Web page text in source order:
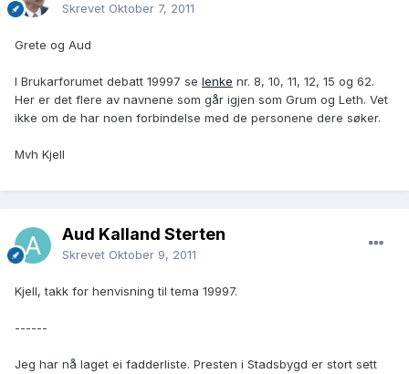
Skrevet Oktober 7, 2011
Grete og Aud
I Brukarforumet debatt 19997 se lenke nr. 8, 10, 11, 12, 15 og 62.
Her er det flere av navnene som går igjen som Grum og Leth. Vet
ikke om de har noen forbindelse med de personene dere søker.
Mvh Kjell
Aud Kalland Sterten
Skrevet Oktober 9, 2011
Kjell, takk for henvisning til tema 19997.
------
Jeg har nå laget ei fadderliste. Presten i Stadsbygd er stort sett